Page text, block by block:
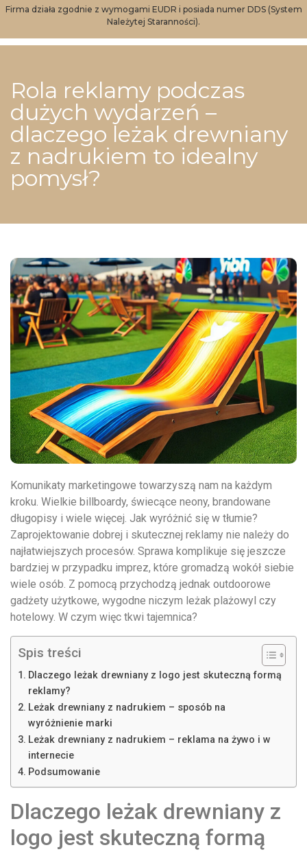
Firma działa zgodnie z wymogami EUDR i posiada numer DDS (System
Należytej Staranności).
Rola reklamy podczas
dużych wydarzeń –
dlaczego leżak drewniany
z nadrukiem to idealny
pomysł?
Komunikaty marketingowe towarzyszą nam na każdym
kroku. Wielkie billboardy, świecące neony, brandowane
długopisy i wiele więcej. Jak wyróżnić się w tłumie?
Zaprojektowanie dobrej i skutecznej reklamy nie należy do
najłatwiejszych procesów. Sprawa komplikuje się jeszcze
bardziej w przypadku imprez, które gromadzą wokół siebie
wiele osób. Z pomocą przychodzą jednak outdoorowe
gadżety użytkowe, wygodne niczym leżak plażowyl czy
hotelowy. W czym więc tkwi tajemnica?
Spis treści
Dlaczego leżak drewniany z logo jest skuteczną formą
reklamy?
Leżak drewniany z nadrukiem – sposób na
wyróżnienie marki
Leżak drewniany z nadrukiem – reklama na żywo i w
internecie
Podsumowanie
Dlaczego leżak drewniany z
logo jest skuteczną formą